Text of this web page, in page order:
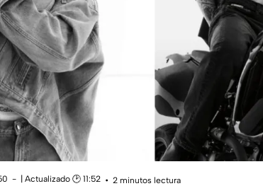
| Actualizado 🕑 11:52
2 minutos lectura